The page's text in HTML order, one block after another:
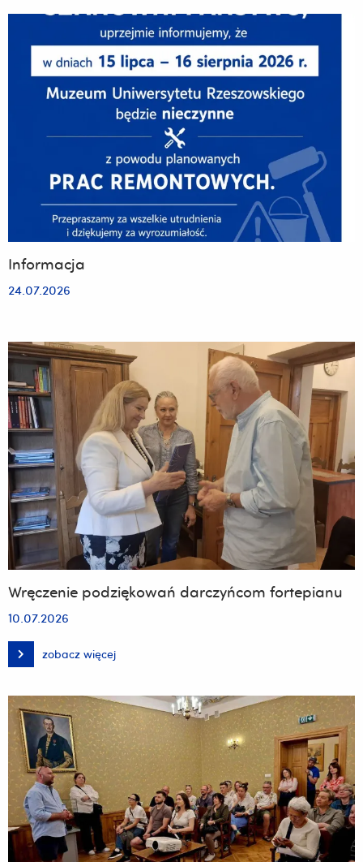
Informacja
24.07.2026
Wręczenie podziękowań darczyńcom fortepianu
10.07.2026
zobacz więcej
Wręczenie
podziękowań
fortepianu